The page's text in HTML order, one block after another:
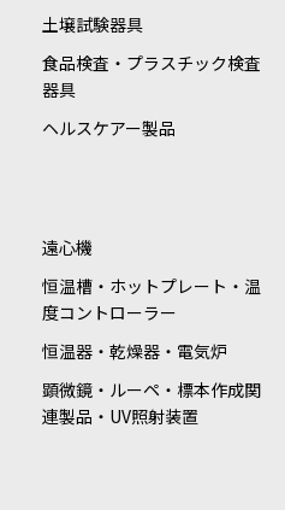
土壌試験器具
食品検査・プラスチック検査
器具
ヘルスケアー製品
遠心機
恒温槽・ホットプレート・温
度コントローラー
恒温器・乾燥器・電気炉
顕微鏡・ルーペ・標本作成関
連製品・UV照射装置